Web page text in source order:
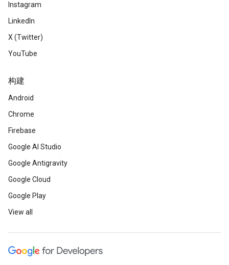
Instagram
LinkedIn
X (Twitter)
YouTube
构建
Android
Chrome
Firebase
Google AI Studio
Google Antigravity
Google Cloud
Google Play
View all